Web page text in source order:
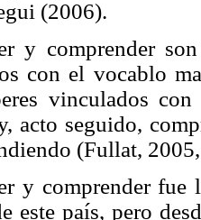
(2006).
y comprender
con el vocablo
vinculados
acto seguido,
(Fullat,
y comprender
este país, pero